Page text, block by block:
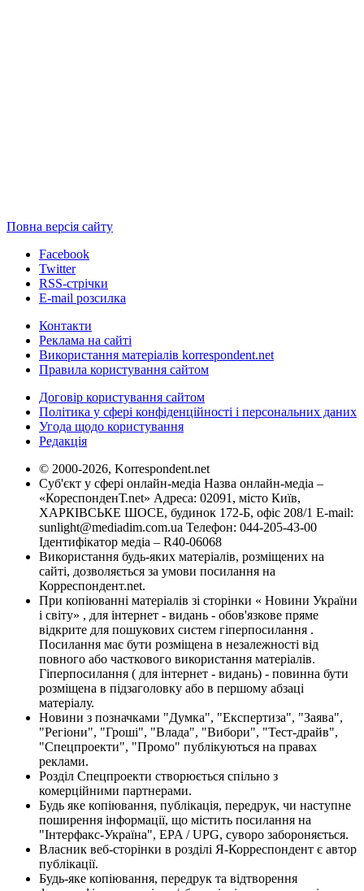
Повна версія сайту
Facebook
Twitter
RSS-стрічки
E-mail розсилка
Контакти
Реклама на сайті
Використання матеріалів korrespondent.net
Правила користування сайтом
Договір користування сайтом
Політика у сфері конфіденційності і персональних даних
Угода щодо користування
Редакція
© 2000-2026, Korrespondent.net
Суб'єкт у сфері онлайн-медіа Назва онлайн-медіа –
«КореспонденТ.net» Адреса: 02091, місто Київ,
ХАРКІВСЬКЕ ШОСЕ, будинок 172-Б, офіс 208/1 E-mail:
sunlight@mediadim.com.ua Телефон: 044-205-43-00
Ідентифікатор медіа – R40-06068
Використання будь-яких матеріалів, розміщених на
сайті, дозволяється за умови посилання на
Корреспондент.net.
При копіюванні матеріалів зі сторінки « Новини України
і світу» , для інтернет - видань - обов'язкове пряме
відкрите для пошукових систем гіперпосилання .
Посилання має бути розміщена в незалежності від
повного або часткового використання матеріалів.
Гіперпосилання ( для інтернет - видань) - повинна бути
розміщена в підзаголовку або в першому абзаці
матеріалу.
Новини з позначками "Думка", "Експертиза", "Заява",
"Регіони", "Гроші", "Влада", "Вибори", "Тест-драйв",
"Спецпроекти", "Промо" публікуються на правах
реклами.
Розділ Спецпроекти створюється спільно з
комерційними партнерами.
Будь яке копіювання, публікація, передрук, чи наступне
поширення інформації, що містить посилання на
"Інтерфакс-Україна", EPA / UPG, суворо забороняється.
Власник веб-сторінки в розділі Я-Корреспондент є автор
публікації.
Будь-яке копіювання, передрук та відтворення